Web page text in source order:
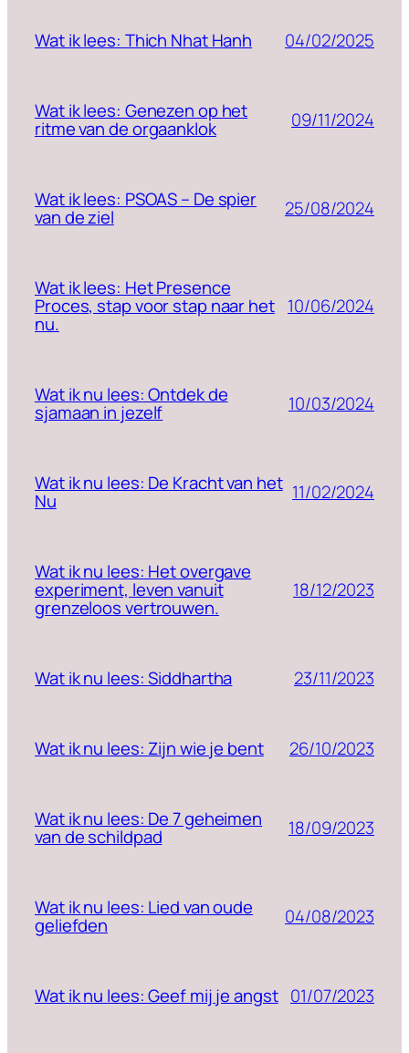
Wat ik lees: Thich Nhat Hanh 04/02/2025
Wat ik lees: Genezen op het
ritme van de orgaanklok 09/11/2024
Wat ik lees: PSOAS – De spier
van de ziel 25/08/2024
Wat ik lees: Het Presence
Proces, stap voor stap naar het
nu.
10/06/2024
Wat ik nu lees: Ontdek de
sjamaan in jezelf 10/03/2024
Wat ik nu lees: De Kracht van het
Nu 11/02/2024
Wat ik nu lees: Het overgave
experiment, leven vanuit
grenzeloos vertrouwen.
18/12/2023
Wat ik nu lees: Siddhartha 23/11/2023
Wat ik nu lees: Zijn wie je bent 26/10/2023
Wat ik nu lees: De 7 geheimen
van de schildpad 18/09/2023
Wat ik nu lees: Lied van oude
geliefden 04/08/2023
Wat ik nu lees: Geef mij je angst 01/07/2023